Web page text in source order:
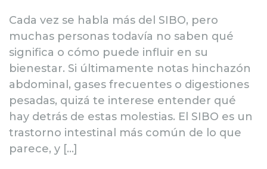
Cada vez se habla más del SIBO, pero
muchas personas todavía no saben qué
significa o cómo puede influir en su
bienestar. Si últimamente notas hinchazón
abdominal, gases frecuentes o digestiones
pesadas, quizá te interese entender qué
hay detrás de estas molestias. El SIBO es un
trastorno intestinal más común de lo que
parece, y […]